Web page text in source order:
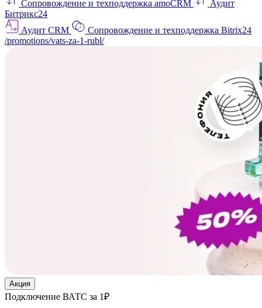
Сопровождение и техподдержка amoCRM
Аудит
Битрикс24
Аудит CRM
Сопровождение и техподдержка Bitrix24
/promotions/vats-za-1-rubl/
Акция
Подключение ВАТС за 1₽